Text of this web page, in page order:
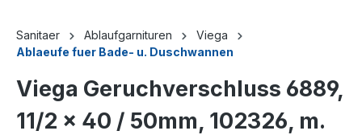
Sanitaer Ablaufgarnituren
Viega
Ablaeufe fuer Bade- u. Duschwannen
Viega Geruchverschluss 6889,
11/2 x 40 / 50mm, 102326, m.